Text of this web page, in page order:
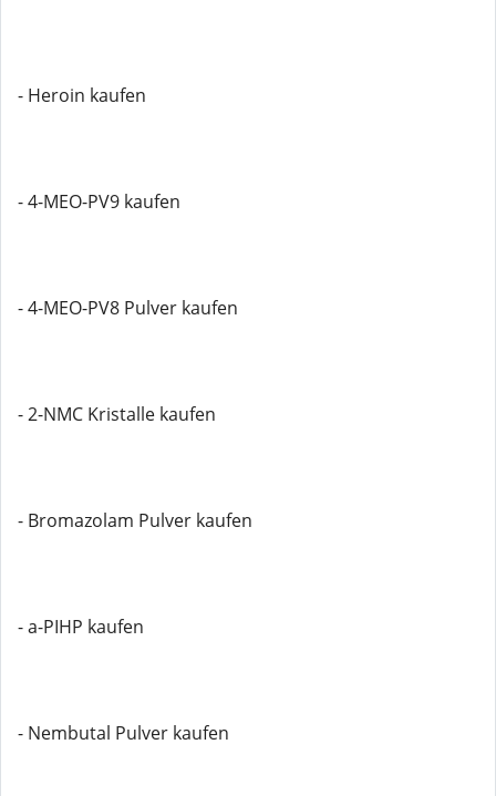
- Heroin kaufen
- 4-MEO-PV9 kaufen
- 4-MEO-PV8 Pulver kaufen
- 2-NMC Kristalle kaufen
- Bromazolam Pulver kaufen
- a-PIHP kaufen
- Nembutal Pulver kaufen